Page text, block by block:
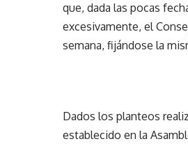
que, dada las pocas
excesivamente, el
semana, fijándose la
Dados los planteos
establecido en la